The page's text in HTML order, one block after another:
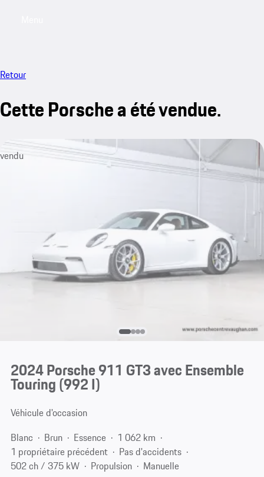
Retour
Cette Porsche a été vendue.
vendu
2024 Porsche 911 GT3 avec Ensemble
Touring(992 I)
Véhicule d'occasion
Blanc
Brun Essence
1 062 km
1 propriétaire précédent
Pas d'accidents
502 ch / 375 kW
Propulsion
Manuelle